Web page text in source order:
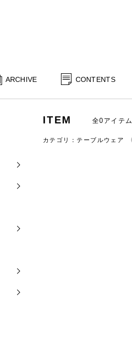
ARCHIVE CONTENTS
ITEM 全0アイテム
カテゴリ：テーブルウェア